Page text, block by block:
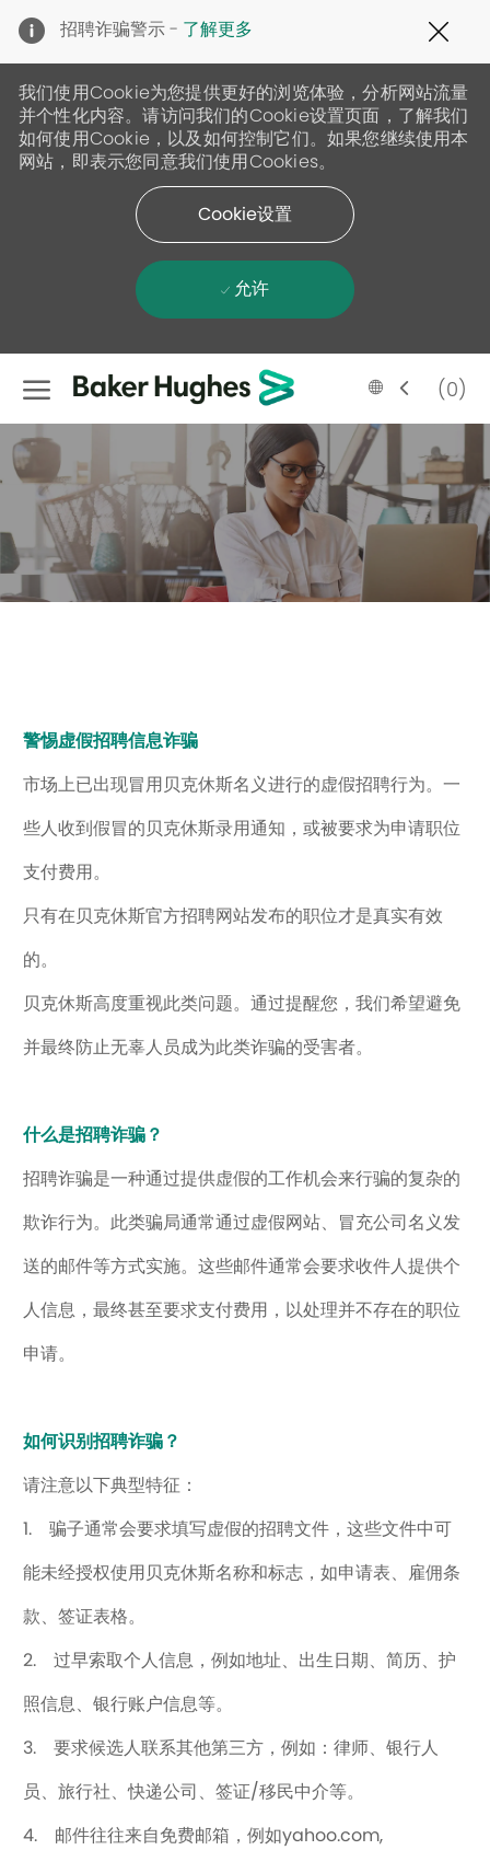
招聘诈骗警示 - 了解更多
19
我们使用Cookie为您提供更好的浏览体验，分析网站流量
并个性化内容。请访问我们的Cookie设置页面，了解我们
如何使用Cookie，以及如何控制它们。如果您继续使用本
网站，即表示您同意我们使用Cookies。
Cookie设置
允许
Skip to main content
Language
selected
Chinese(0)
警惕虚假招聘信息诈骗
市场上已出现冒用贝克休斯名义进行的虚假招聘行为。一
些人收到假冒的贝克休斯录用通知，或被要求为申请职位
支付费用。
只有在贝克休斯官方招聘网站发布的职位才是真实有效
的。
贝克休斯高度重视此类问题。通过提醒您，我们希望避免
并最终防止无辜人员成为此类诈骗的受害者。
什么是招聘诈骗？
招聘诈骗是一种通过提供虚假的工作机会来行骗的复杂的
欺诈行为。此类骗局通常通过虚假网站、冒充公司名义发
送的邮件等方式实施。这些邮件通常会要求收件人提供个
人信息，最终甚至要求支付费用，以处理并不存在的职位
申请。
如何识别招聘诈骗？
请注意以下典型特征：
1. 骗子通常会要求填写虚假的招聘文件，这些文件中可
能未经授权使用贝克休斯名称和标志，如申请表、雇佣条
款、签证表格。
2. 过早索取个人信息，例如地址、出生日期、简历、护
照信息、银行账户信息等。
3. 要求候选人联系其他第三方，例如：律师、银行人
员、旅行社、快递公司、签证/移民中介等。
4. 邮件往往来自免费邮箱，例如yahoo.com,